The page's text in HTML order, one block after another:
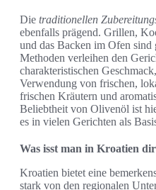
Die traditionellen
ebenfalls prägend. Grillen,
und das Backen im Ofen sind
Methoden verleihen den
charakteristischen
Verwendung von frischen,
frischen Kräutern und
Beliebtheit von Olivenöl ist
es in vielen Gerichten als
Was isst man in Kroatien
Kroatien bietet eine
stark von den regionalen